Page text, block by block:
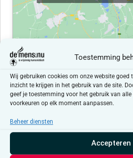
Toestemming
Wij gebruiken cookies om onze website goed
inzicht te krijgen in het gebruik van de site.
geef je toestemming voor het gebruik van
voorkeuren op elk moment aanpassen.
Beheer diensten
Accepteren
Evenementen at this locatie
BerichtEr zijn geen resultaten gevonden.
Aankomende
Selecteer
datum.